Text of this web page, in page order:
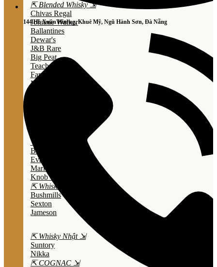
144 Hồ Xuân Hương, Khuê Mỹ, Ngũ Hành Sơn, Đà Nẵng
⇱ Blended Whisky ⇲
Chivas Regal
Johnnie Walker
Ballantines
Dewar's
J&B Rare
Big Peat
Teacher's
Famous Grouse
Monkey Shouder
Wild Turkey
Bulleit Bourbon
Evan Williams
Marker's Mark
Knob Creek
⇱ Whiskey Ailen ⇲
Bushmills
Sexton
Jameson
⇱ Whisky Nhật ⇲
Suntory
Nikka
⇱ COGNAC ⇲